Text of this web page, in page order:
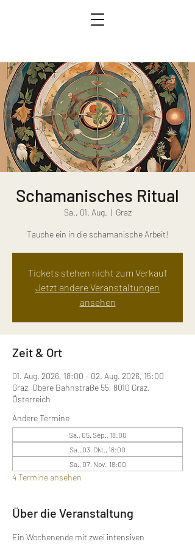
Schamanisches Ritual
Sa., 01. Aug.
  |
Graz
Tauche ein in die schamanische Arbeit!
Tickets stehen nicht zum Verkauf
Jetzt andere Veranstaltungen
ansehen
Zeit & Ort
01. Aug. 2026, 18:00 – 02. Aug. 2026, 15:00
Graz, Obere Bahnstraße 55, 8010 Graz,
Österreich
Andere Termine
Sa., 05. Sep., 18:00
Sa., 03. Okt., 18:00
Sa., 07. Nov., 18:00
4 Termine ansehen
Über die Veranstaltung
Ein Wochenende mit zwei intensiven